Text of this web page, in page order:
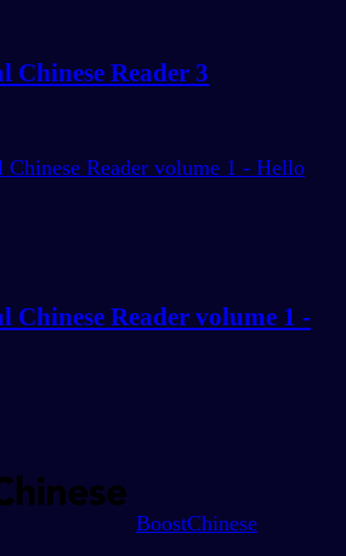
Chinese Reader 3
Chinese Reader volume 1 -
BoostChinese